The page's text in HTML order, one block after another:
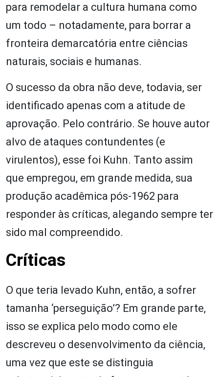
para remodelar a cultura humana como
um todo – notadamente, para borrar a
fronteira demarcatória entre ciências
naturais, sociais e humanas.
O sucesso da obra não deve, todavia, ser
identificado apenas com a atitude de
aprovação. Pelo contrário. Se houve autor
alvo de ataques contundentes (e
virulentos), esse foi Kuhn. Tanto assim
que empregou, em grande medida, sua
produção acadêmica pós-1962 para
responder às críticas, alegando sempre ter
sido mal compreendido.
Críticas
O que teria levado Kuhn, então, a sofrer
tamanha ‘perseguição’? Em grande parte,
isso se explica pelo modo como ele
descreveu o desenvolvimento da ciência,
uma vez que este se distinguia